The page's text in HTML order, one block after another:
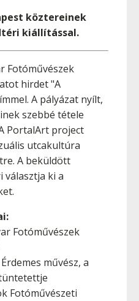
köztereinek
kiállítással.
Fotóművészek
hirdet "A
A pályázat nyílt,
szebbé tétele
PortalArt project
utcakultúra
A beküldött
választja ki a
Fotóművészek
művész, a
Fotóművészeti